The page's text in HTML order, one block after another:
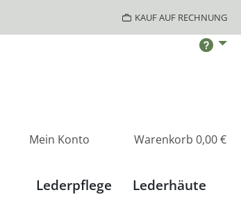
KAUF AUF RECHNUNG
Mein Konto Warenkorb 0,00 €
Lederpflege
Lederhäute